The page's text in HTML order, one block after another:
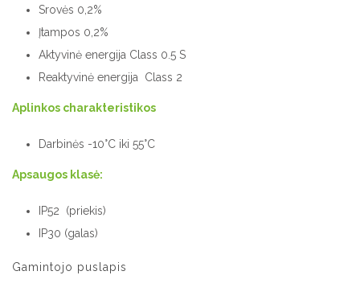
Srovės 0,2%
Įtampos 0,2%
Aktyvinė energija Class 0.5 S
Reaktyvinė energija Class 2
Aplinkos charakteristikos
Darbinės -10°C iki 55°C
Apsaugos klasė:
IP52 (priekis)
IP30 (galas)
Gamintojo puslapis